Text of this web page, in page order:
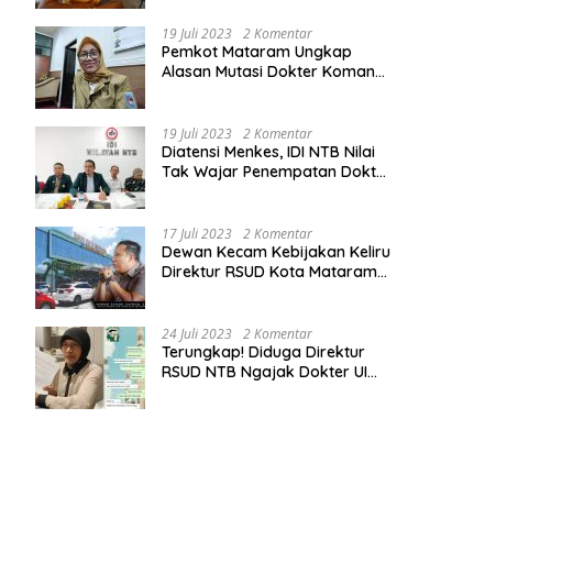
19 Juli 2023 2 Komentar
Pemkot Mataram Ungkap
Alasan Mutasi Dokter Komang
19 Juli 2023 2 Komentar
Diatensi Menkes, IDI NTB Nilai
Tak Wajar Penempatan Dokter
17 Juli 2023 2 Komentar
Dewan Kecam Kebijakan Keliru
Direktur RSUD Kota Mataram
24 Juli 2023 2 Komentar
Terungkap! Diduga Direktur
RSUD NTB Ngajak Dokter UI